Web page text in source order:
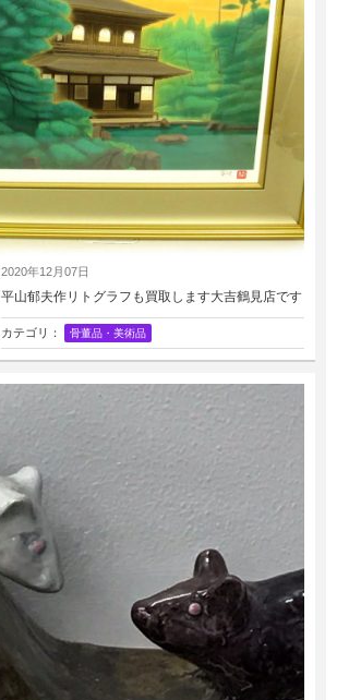
2020年12月07日
平山郁夫作リトグラフも買取します大吉鶴見店です
カテゴリ： 骨董品・美術品